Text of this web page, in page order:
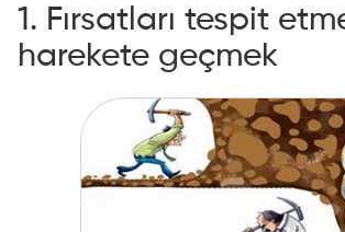
1. Fırsatları tespit
harekete geçmek